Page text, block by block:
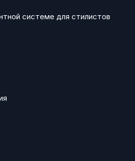
системе для стилистов